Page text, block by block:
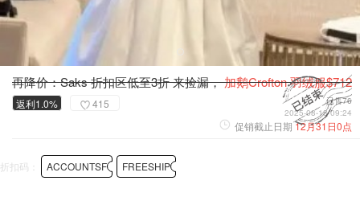
再降价：Saks 折扣区低至3折 来捡漏，加鹅Crofton 羽绒服$712
返利1.0% 415
已售76
2025-08-18 09:24
促销截止日期12月31日0点
折扣码： ACCOUNTSF FREESHIP